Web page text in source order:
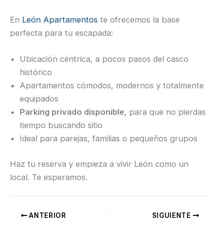
En León Apartamentos te ofrecemos la base
perfecta para tu escapada:
Ubicación céntrica, a pocos pasos del casco
histórico
Apartamentos cómodos, modernos y totalmente
equipados
Parking privado disponible, para que no pierdas
tiempo buscando sitio
Ideal para parejas, familias o pequeños grupos
Haz tu reserva y empieza a vivir León como un
local. Te esperamos.
ANTERIOR SIGUIENTE